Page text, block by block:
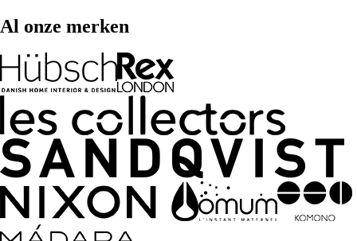
Al onze merken